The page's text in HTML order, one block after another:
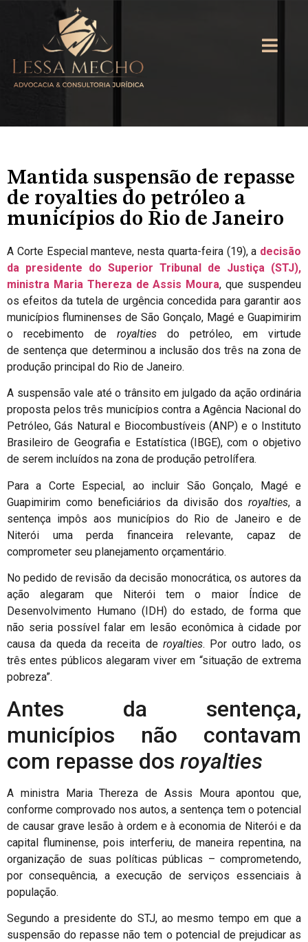
Mantida suspensão de repasse
de royalties do petróleo a
municípios do Rio de Janeiro
A Corte Especial manteve, nesta quarta-feira (19), a decisão
da presidente do Superior Tribunal de Justiça (STJ),
ministra Maria Thereza de Assis Moura, que suspendeu
os efeitos da tutela de urgência concedida para garantir aos
municípios fluminenses de São Gonçalo, Magé e Guapimirim
o recebimento de royalties do petróleo, em virtude
de sentença que determinou a inclusão dos três na zona de
produção principal do Rio de Janeiro.
A suspensão vale até o trânsito em julgado da ação ordinária
proposta pelos três municípios contra a Agência Nacional do
Petróleo, Gás Natural e Biocombustíveis (ANP) e o Instituto
Brasileiro de Geografia e Estatística (IBGE), com o objetivo
de serem incluídos na zona de produção petrolífera.
Para a Corte Especial, ao incluir São Gonçalo, Magé e
Guapimirim como beneficiários da divisão dos royalties, a
sentença impôs aos municípios do Rio de Janeiro e de
Niterói uma perda financeira relevante, capaz de
comprometer seu planejamento orçamentário.
No pedido de revisão da decisão monocrática, os autores da
ação alegaram que Niterói tem o maior Índice de
Desenvolvimento Humano (IDH) do estado, de forma que
não seria possível falar em lesão econômica à cidade por
causa da queda da receita de royalties. Por outro lado, os
três entes públicos alegaram viver em “situação de extrema
pobreza”.
Antes da sentença,
municípios não contavam
com repasse dos royalties
A ministra Maria Thereza de Assis Moura apontou que,
conforme comprovado nos autos, a sentença tem o potencial
de causar grave lesão à ordem e à economia de Niterói e da
capital fluminense, pois interferiu, de maneira repentina, na
organização de suas políticas públicas – comprometendo,
por consequência, a execução de serviços essenciais à
população.
Segundo a presidente do STJ, ao mesmo tempo em que a
suspensão do repasse não tem o potencial de prejudicar as